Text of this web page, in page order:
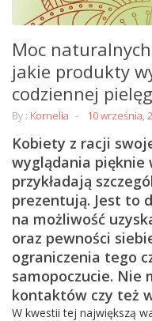
Moc
jakie produkty
codziennej
By : Kornelia 10 września,
Kobiety z racji
wyglądania pięknie
przykładają
prezentują. Jest to
na możliwość
oraz pewności
ograniczenia tego
samopoczucie. Nie
kontaktów czy też
W kwestii tej największą